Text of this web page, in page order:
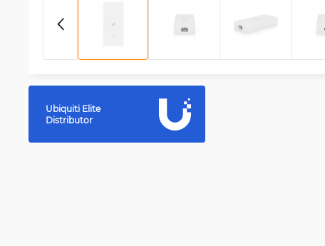
Ubiquiti Elite
Distributor